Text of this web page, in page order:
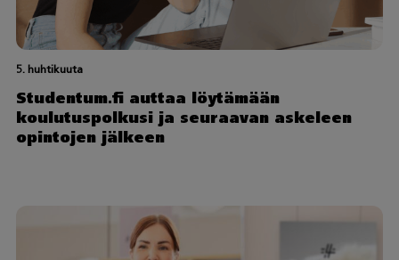
5. huhtikuuta
Studentum.fi auttaa löytämään
koulutuspolkusi ja seuraavan askeleen
opintojen jälkeen